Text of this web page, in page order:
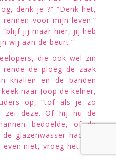
denk je ?” “Denk het,
voor mijn leven.”
“blijf jij maar hier, jij heb
wij aan de beurt.”
die ook wel zin
de ploeg de zaak
knallen en de banden
naar Joop de kelner,
op, “tof als je zo
zei deze. Of hij nu de
bedoelde, of de
glazenwasser hadden
niet, vroeg het ook